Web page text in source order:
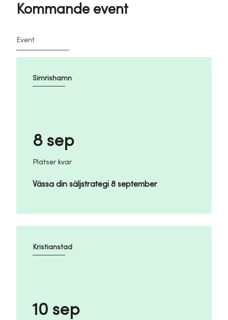
Kommande event
Event
Vässa din säljstrategi 8 september
8 sep
Platser kvar
Simrishamn
10 sep
Kristianstad